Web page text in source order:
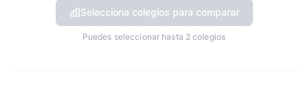
Selecciona colegios para comparar
Puedes seleccionar hasta 2 colegios